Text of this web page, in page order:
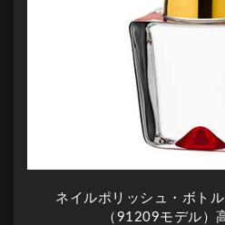
ネイルポリッシュ・ボト
（91209モデル）